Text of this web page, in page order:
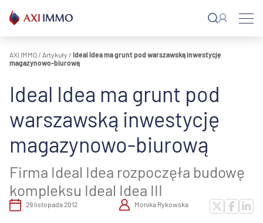
do
treści
AXI IMMO / Artykuły / Ideal Idea ma grunt pod warszawską inwestycję
magazynowo-biurową
Ideal Idea ma grunt pod
warszawską inwestycję
magazynowo-biurową
Firma Ideal Idea rozpoczęła budowę
kompleksu Ideal Idea III
29 listopada 2012 Monika Rykowska